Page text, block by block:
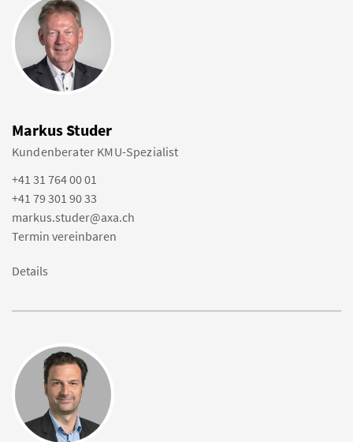
Markus Studer
Kundenberater KMU-Spezialist
+41 31 764 00 01
+41 79 301 90 33
markus.studer@axa.ch
Termin vereinbaren
Details